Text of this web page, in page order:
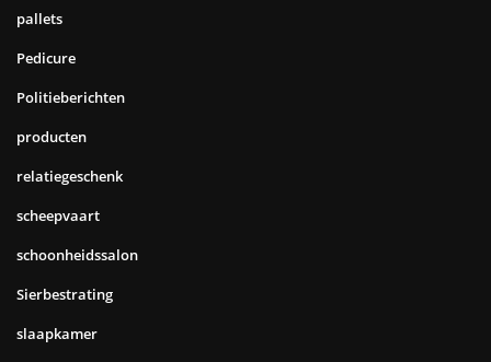
pallets
Pedicure
Politieberichten
producten
relatiegeschenk
scheepvaart
schoonheidssalon
Sierbestrating
slaapkamer